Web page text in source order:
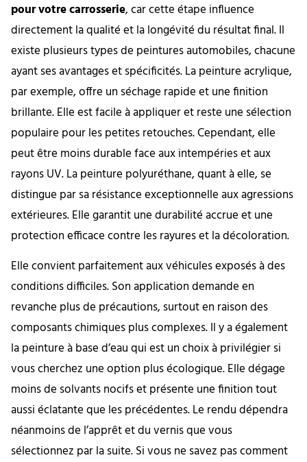
pour votre carrosserie, car cette étape influence
directement la qualité et la longévité du résultat final. Il
existe plusieurs types de peintures automobiles, chacune
ayant ses avantages et spécificités. La peinture acrylique,
par exemple, offre un séchage rapide et une finition
brillante. Elle est facile à appliquer et reste une sélection
populaire pour les petites retouches. Cependant, elle
peut être moins durable face aux intempéries et aux
rayons UV. La peinture polyuréthane, quant à elle, se
distingue par sa résistance exceptionnelle aux agressions
extérieures. Elle garantit une durabilité accrue et une
protection efficace contre les rayures et la décoloration.
Elle convient parfaitement aux véhicules exposés à des
conditions difficiles. Son application demande en
revanche plus de précautions, surtout en raison des
composants chimiques plus complexes. Il y a également
la peinture à base d’eau qui est un choix à privilégier si
vous cherchez une option plus écologique. Elle dégage
moins de solvants nocifs et présente une finition tout
aussi éclatante que les précédentes. Le rendu dépendra
néanmoins de l’apprêt et du vernis que vous
sélectionnez par la suite. Si vous ne savez pas comment